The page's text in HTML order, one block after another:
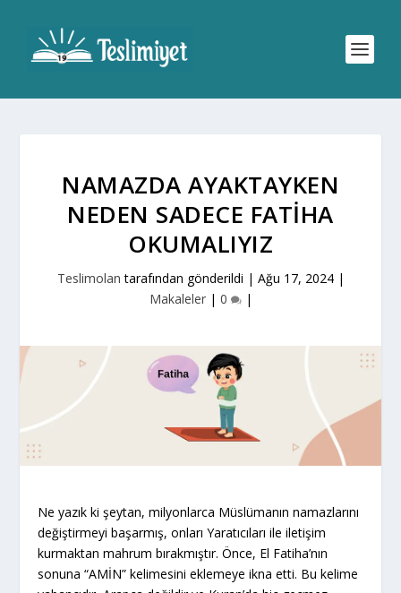
NAMAZDA AYAKTAYKEN
NEDEN SADECE FATIHA
OKUMALIYIZ
Teslimolan tarafından gönderildi | Ağu 17, 2024|
Makaleler| 0 |
Ne yazık ki şeytan, milyonlarca Müslümanın namazlarını
değiştirmeyi başarmış, onları Yaratıcıları ile iletişim
kurmaktan mahrum bırakmıştır. Önce, El Fatiha’nın
sonuna “AMİN” kelimesini eklemeye ikna etti. Bu kelime